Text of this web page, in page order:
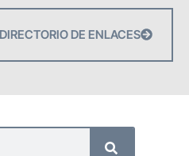
DIRECTORIO DE ENLACES